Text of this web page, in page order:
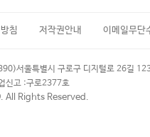
침 저작권안내 이메일무단
서울특별시 구로구 디지털로 26길
신고 :구로2377호
All Rights Reserved.